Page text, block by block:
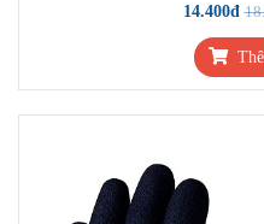
14.400đ